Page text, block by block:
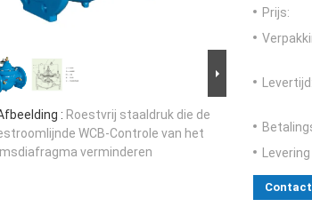
: Roestvrij staaldruk die de
WCB-Controle van het
verminderen
Prijs:
Levertijd:
Contact